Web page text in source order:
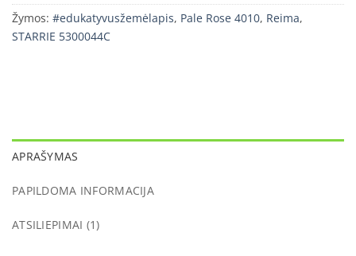
Žymos: #edukatyvusžemėlapis, Pale Rose 4010, Reima,
STARRIE 5300044C
APRAŠYMAS
PAPILDOMA INFORMACIJA
ATSILIEPIMAI (1)